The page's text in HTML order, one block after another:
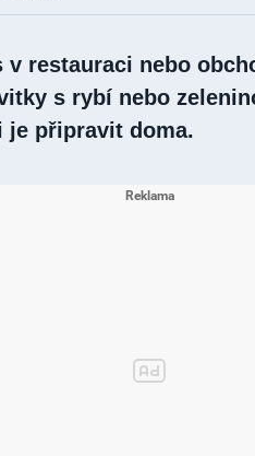
v restauraci nebo
s rybí nebo
je připravit doma.